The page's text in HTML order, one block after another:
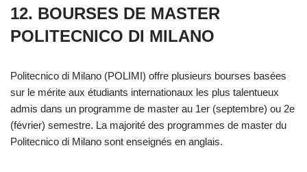
12. BOURSES DE MASTER
POLITECNICO DI MILANO
Politecnico di Milano (POLIMI) offre plusieurs bourses basées
sur le mérite aux étudiants internationaux les plus talentueux
admis dans un programme de master au 1er (septembre) ou 2e
(février) semestre. La majorité des programmes de master du
Politecnico di Milano sont enseignés en anglais.